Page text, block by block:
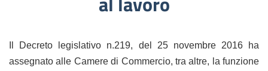
Il Decreto legislativo n.219, del 25 novembre 2016 ha
assegnato alle Camere di Commercio, tra altre, la funzione